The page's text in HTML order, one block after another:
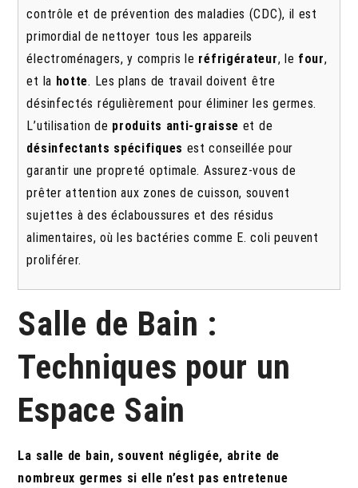
contrôle et de prévention des maladies (CDC), il est
primordial de nettoyer tous les appareils
électroménagers, y compris le réfrigérateur, le four,
et la hotte. Les plans de travail doivent être
désinfectés régulièrement pour éliminer les germes.
L’utilisation de produits anti-graisse et de
désinfectants spécifiques est conseillée pour
garantir une propreté optimale. Assurez-vous de
prêter attention aux zones de cuisson, souvent
sujettes à des éclaboussures et des résidus
alimentaires, où les bactéries comme E. coli peuvent
proliférer.
Salle de Bain :
Techniques pour un
Espace Sain
La salle de bain, souvent négligée, abrite de
nombreux germes si elle n’est pas entretenue